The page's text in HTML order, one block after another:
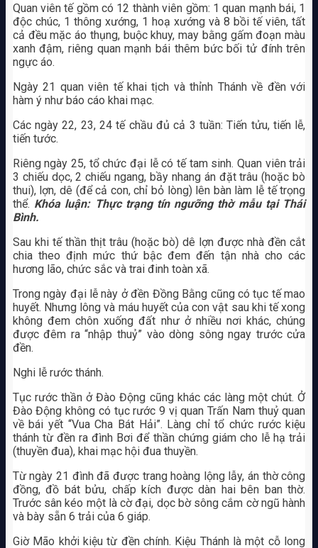
Quan viên tế gồm có 12 thành viên gồm: 1 quan mạnh bái, 1
độc chúc, 1 thông xướng, 1 hoạ xướng và 8 bồi tế viên, tất
cả đều mặc áo thụng, buộc khuy, may bằng gấm đoạn màu
xanh đậm, riêng quan mạnh bái thêm bức bối tử đính trên
ngực áo.
Ngày 21 quan viên tế khai tịch và thỉnh Thánh về đền với
hàm ý như báo cáo khai mạc.
Các ngày 22, 23, 24 tế chầu đủ cả 3 tuần: Tiến tửu, tiến lễ,
tiến tước.
Riêng ngày 25, tổ chức đại lễ có tế tam sinh. Quan viên trải
3 chiếu dọc, 2 chiếu ngang, bầy nhang án đặt trâu (hoặc bò
thui), lợn, dê (để cả con, chỉ bỏ lòng) lên bàn làm lễ tế trọng
thể. Khóa luận: Thực trạng tín ngưỡng thờ mẫu tại Thái
Bình.
Sau khi tế thần thịt trâu (hoặc bò) dê lợn được nhà đền cắt
chia theo định mức thứ bậc đem đến tận nhà cho các
hương lão, chức sắc và trai đinh toàn xã.
Trong ngày đại lễ này ở đền Đồng Bằng cũng có tục tế mao
huyết. Nhưng lông và máu huyết của con vật sau khi tế xong
không đem chôn xuống đất như ở nhiều nơi khác, chúng
được đêm ra “nhập thuỷ” vào dòng sông ngay trước cửa
đền.
Nghi lễ rước thánh.
Tục rước thần ở Đào Động cũng khác các làng một chút. Ở
Đào Động không có tục rước 9 vị quan Trấn Nam thuỷ quan
về bái yết “Vua Cha Bát Hải”. Làng chỉ tổ chức rước kiệu
thánh từ đền ra đình Bơi để thần chứng giám cho lễ hạ trải
(thuyền đua), khai mạc hội đua thuyền.
Từ ngày 21 đình đã được trang hoàng lộng lẫy, án thờ công
đồng, đồ bát bửu, chấp kích được dàn hai bên ban thờ.
Trước sân kéo một là cờ đại, dọc bờ sông cắm cờ ngũ hành
và bày sẵn 6 trải của 6 giáp.
Giờ Mão khởi kiệu từ đền chính. Kiệu Thánh là một cỗ long